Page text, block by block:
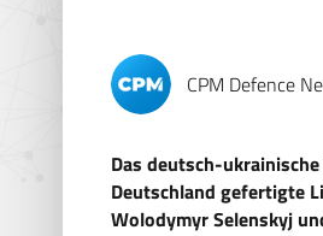
CPM Defence
Das deutsch-
Deutschland gefertigte
Wolodymyr Selenskyj